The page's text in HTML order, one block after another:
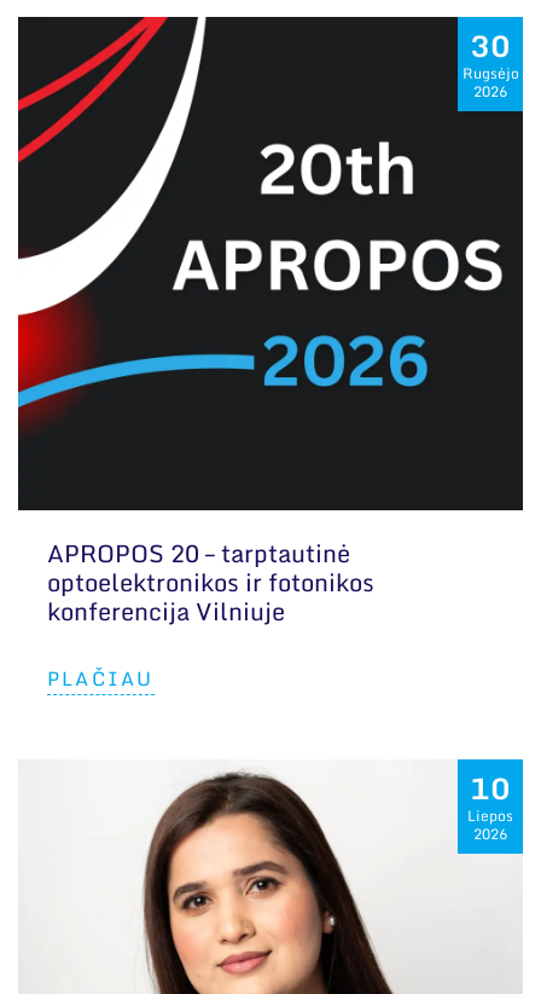
30
Rugsėjo
2026
APROPOS 20 – tarptautinė
optoelektronikos ir fotonikos
konferencija Vilniuje
PLAČIAU
10
Liepos
2026